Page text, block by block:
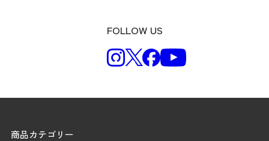
FOLLOW US
商品カテゴリー